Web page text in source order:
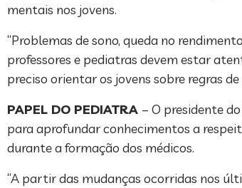
mentais nos jovens.
“Problemas de sono, queda no
professores e pediatras devem estar
preciso orientar os jovens sobre regras
PAPEL DO PEDIATRA – O presidente
para aprofundar conhecimentos a
durante a formação dos médicos.
“A partir das mudanças ocorridas nos